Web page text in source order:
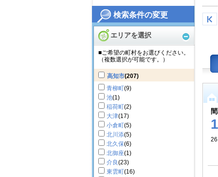
検索条件の変更
エリアを選択
■ご希望の町村をお選びください。
（複数選択が可能です。）
高知市(207)
青柳町(9)
池(1)
稲荷町(2)
大津(17)
小倉町(5)
北川添(5)
北久保(6)
北御座(1)
介良(23)
東雲町(16)